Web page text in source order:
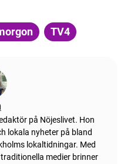
TV4
på Nöjeslivet. Hon
lokala nyheter på bland
lokaltidningar. Med
medier brinner